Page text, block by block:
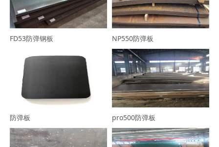
FD53防弹钢板 NP550防弹板
防弹板 pro500防弹板